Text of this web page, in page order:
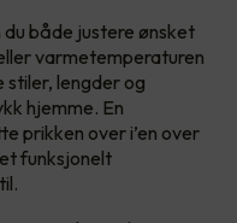
både justere ønsket
varmetemperaturen
stiler, lengder og
hjemme. En
prikken over i’en over
funksjonelt